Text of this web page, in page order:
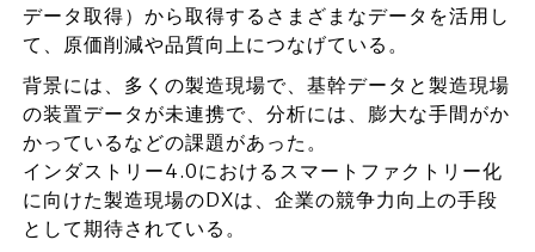
データ取得）から取得するさまざまなデータを活用し
て、原価削減や品質向上につなげている。
背景には、多くの製造現場で、基幹データと製造現場
の装置データが未連携で、分析には、膨大な手間がか
かっているなどの課題があった。
インダストリー4.0におけるスマートファクトリー化
に向けた製造現場のDXは、企業の競争力向上の手段
として期待されている。